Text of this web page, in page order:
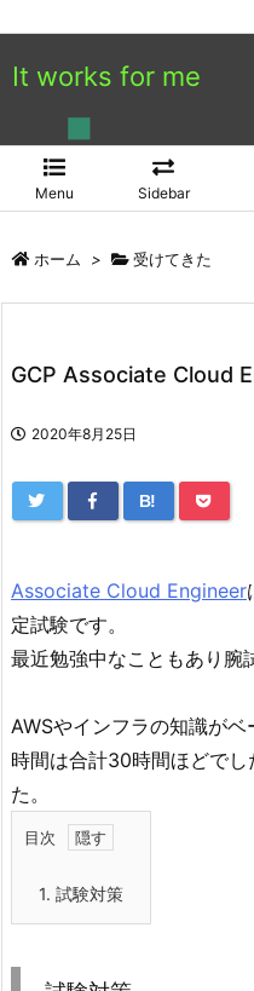
It works for me
Menu Sidebar
ホーム > 受けてきた
GCP Associate Cloud
2020年8月25日
B!
Associate Cloud Engineer
定試験です。
最近勉強中なこともあり腕
AWSやインフラの知識が
時間は合計30時間ほどで
た。
目次
1. 試験対策